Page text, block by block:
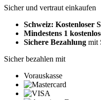
Sicher und vertraut einkaufen
Schweiz: Kostenloser
Mindestens 1
Sichere Bezahlung mit
Sicher bezahlen mit
Vorauskasse